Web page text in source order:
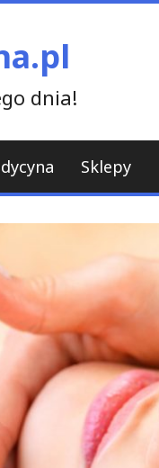
dnia!
Sklepy